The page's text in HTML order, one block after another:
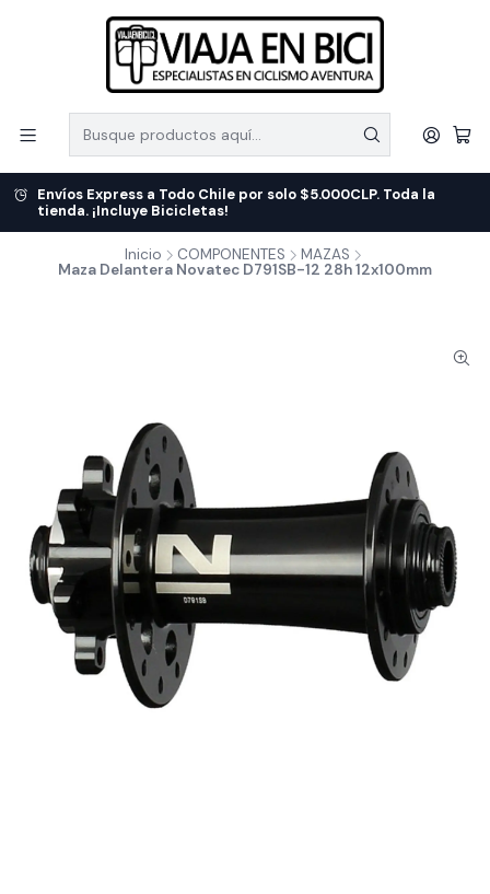
Envíos Express a Todo Chile por solo $5.000CLP. Toda la
tienda. ¡Incluye Bicicletas!
Inicio COMPONENTES
MAZAS
Maza Delantera Novatec D791SB-12 28h 12x100mm